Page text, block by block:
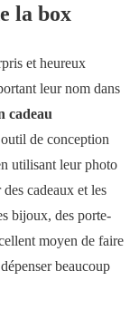
la box
et heureux
leur nom dans
cadeau
de conception
utilisant leur photo
cadeaux et les
bijoux, des porte-
moyen de faire
beaucoup